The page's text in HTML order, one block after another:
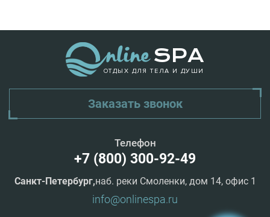
ОТДЫХ ДЛЯ ТЕЛА И ДУШИ
Заказать звонок
Телефон
+7 (800) 300-92-49
Санкт-Петербург,наб. реки Смоленки, дом 14, офис 1
info@onlinespa.ru